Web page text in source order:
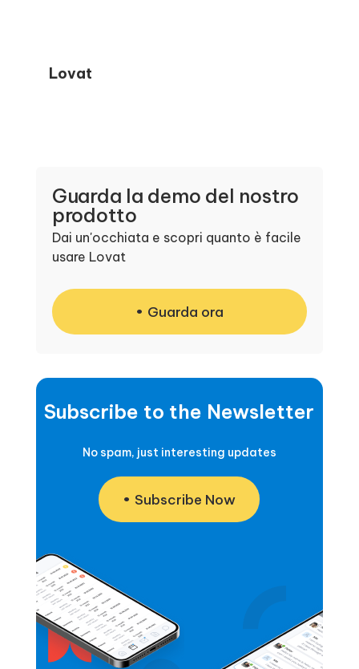
Lovat
Guarda la demo del nostro
prodotto
Dai un'occhiata e scopri quanto è facile
usare Lovat
Guarda ora
Subscribe to the Newsletter
No spam, just interesting updates
Subscribe Now